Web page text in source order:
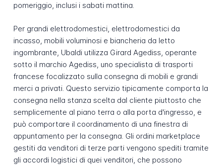
pomeriggio, inclusi i sabati mattina.
Per grandi elettrodomestici, elettrodomestici da
incasso, mobili voluminosi e biancheria da letto
ingombrante, Ubaldi utilizza Girard Agediss, operante
sotto il marchio Agediss, uno specialista di trasporti
francese focalizzato sulla consegna di mobili e grandi
merci a privati. Questo servizio tipicamente comporta la
consegna nella stanza scelta dal cliente piuttosto che
semplicemente al piano terra o alla porta d'ingresso, e
può comportare il coordinamento di una finestra di
appuntamento per la consegna. Gli ordini marketplace
gestiti da venditori di terze parti vengono spediti tramite
gli accordi logistici di quei venditori, che possono